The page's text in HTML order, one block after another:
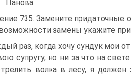
735. Замените придаточные
замены укажите
раз, когда хочу сундук мои
супругу, но ни за что на
волка в лесу, я